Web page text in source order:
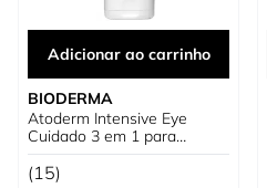
Adicionar ao carrinho
BIODERMA
Atoderm Intensive Eye
Cuidado 3 em 1 para
Pálpebras
(15)